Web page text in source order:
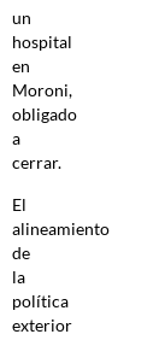
un
hospital
en
Moroni,
obligado
a
cerrar.
El
alineamiento
de
la
política
exterior